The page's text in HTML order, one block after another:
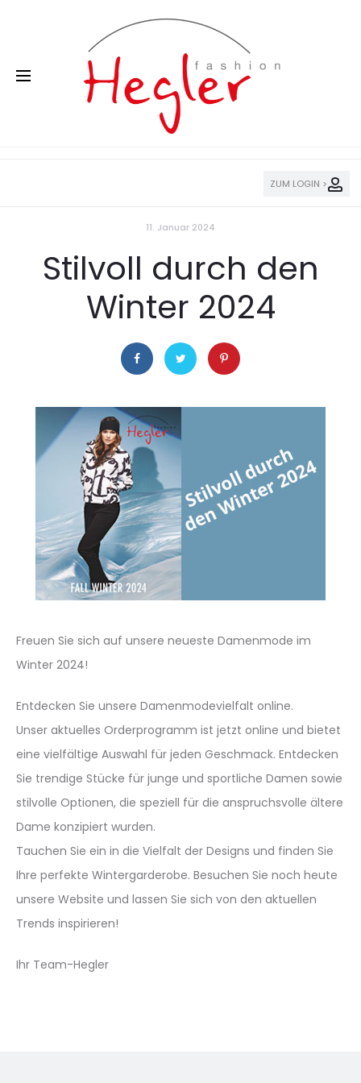
ZUM LOGIN >
11. Januar 2024
Stilvoll durch den
Winter 2024
Freuen Sie sich auf unsere neueste Damenmode im
Winter 2024!
Entdecken Sie unsere Damenmodevielfalt online.
Unser aktuelles Orderprogramm ist jetzt online und bietet
eine vielfältige Auswahl für jeden Geschmack. Entdecken
Sie trendige Stücke für junge und sportliche Damen sowie
stilvolle Optionen, die speziell für die anspruchsvolle ältere
Dame konzipiert wurden.
Tauchen Sie ein in die Vielfalt der Designs und finden Sie
Ihre perfekte Wintergarderobe. Besuchen Sie noch heute
unsere Website und lassen Sie sich von den aktuellen
Trends inspirieren!
Ihr Team-Hegler